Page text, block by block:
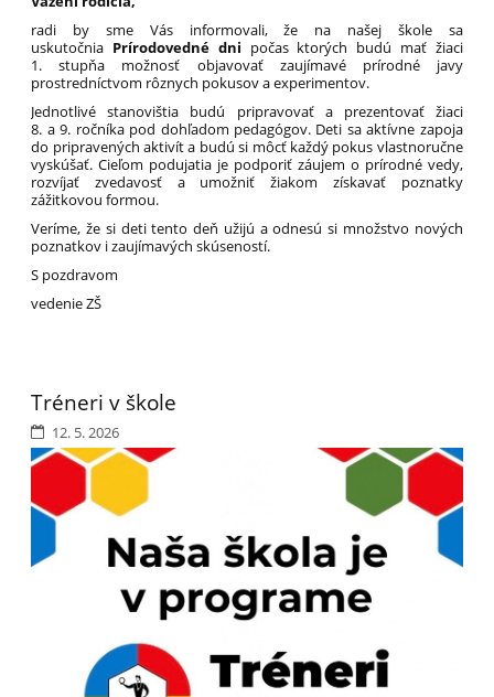
radi by sme Vás informovali, že na našej škole sa
uskutočnia Prírodovedné dni počas ktorých budú mať žiaci
1. stupňa možnosť objavovať zaujímavé prírodné javy
prostredníctvom rôznych pokusov a experimentov.
Jednotlivé stanovištia budú pripravovať a prezentovať žiaci
8. a 9. ročníka pod dohľadom pedagógov. Deti sa aktívne zapoja
do pripravených aktivít a budú si môcť každý pokus vlastnoručne
vyskúšať. Cieľom podujatia je podporiť záujem o prírodné vedy,
rozvíjať zvedavosť a umožniť žiakom získavať poznatky
zážitkovou formou.
Veríme, že si deti tento deň užijú a odnesú si množstvo nových
poznatkov i zaujímavých skúseností.
S pozdravom
vedenie ZŠ
Tréneri v škole
12. 5. 2026